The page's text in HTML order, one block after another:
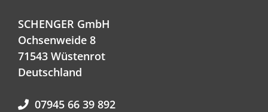
SCHENGER GmbH
Ochsenweide 8
71543 Wüstenrot
Deutschland
07945 66 39 892